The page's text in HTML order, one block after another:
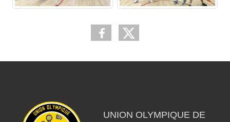
UNION OLYMPIQUE DE